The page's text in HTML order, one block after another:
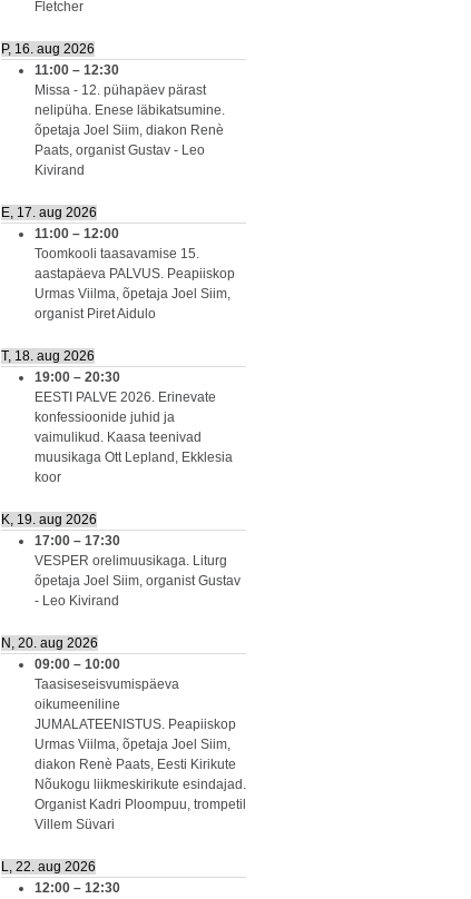
Fletcher
P, 16. aug 2026
11:00 – 12:30
Missa - 12. pühapäev pärast
nelipüha. Enese läbikatsumine.
õpetaja Joel Siim, diakon Renè
Paats, organist Gustav - Leo
Kivirand
E, 17. aug 2026
11:00 – 12:00
Toomkooli taasavamise 15.
aastapäeva PALVUS. Peapiiskop
Urmas Viilma, õpetaja Joel Siim,
organist Piret Aidulo
T, 18. aug 2026
19:00 – 20:30
EESTI PALVE 2026. Erinevate
konfessioonide juhid ja
vaimulikud. Kaasa teenivad
muusikaga Ott Lepland, Ekklesia
koor
K, 19. aug 2026
17:00 – 17:30
VESPER orelimuusikaga. Liturg
õpetaja Joel Siim, organist Gustav
- Leo Kivirand
N, 20. aug 2026
09:00 – 10:00
Taasiseseisvumispäeva
oikumeeniline
JUMALATEENISTUS. Peapiiskop
Urmas Viilma, õpetaja Joel Siim,
diakon Renè Paats, Eesti Kirikute
Nõukogu liikmeskirikute esindajad.
Organist Kadri Ploompuu, trompetil
Villem Süvari
L, 22. aug 2026
12:00 – 12:30